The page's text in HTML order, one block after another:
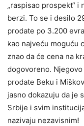
„raspisao prospekt“ i
berzi. To se i desilo
prodate po 3.200
kao najveću moguću
znao da će cena na
dogovoreno.
prodate Beku i
jasno dokazuju da je
Srbije i svim
nazivaju nezavisnim!